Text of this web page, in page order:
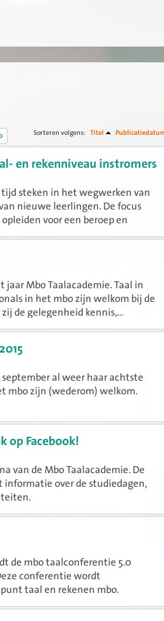
Sorteren volgens: Titel
en rekenniveau instromers
steken in het wegwerken van
nieuwe leerlingen. De focus
voor een beroep en
Raad-voorzitter Ton Heerts in
Mbo Taalacademie. Taal in
in het mbo zijn welkom bij de
de gelegenheid kennis,...
al weer haar achtste
mbo zijn (wederom) welkom.
op Facebook!
van de Mbo Taalacademie. De
informatie over de studiedagen,
de mbo taalconferentie 5.0
conferentie wordt
taal en rekenen mbo.